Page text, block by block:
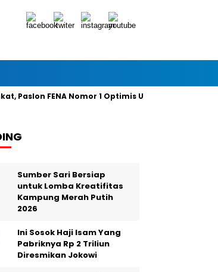
FENA Nomor 1 Optimis Unggul 49 Persen Suara
Sumber Sari Bersiap
untuk Lomba Kreatifitas
Kampung Merah Putih
2026
Ini Sosok Haji Isam Yang
Pabriknya Rp 2 Triliun
Diresmikan Jokowi